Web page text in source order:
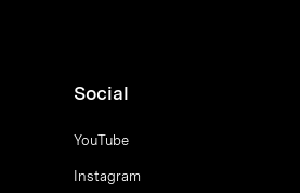
Social
YouTube
Instagram